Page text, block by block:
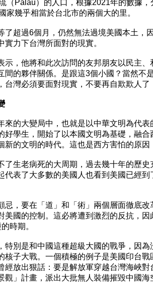
（Palau）的人口，根據2021年的數據，
家幾乎相當於台北市的兩個大的里。
了超過6個月，仍然無法過境美國本土，
力下台灣所面對的現實。
，他將和此次訪問的友邦朋友以民主、
間的夥伴關係。是跟這3個小國？當然不
灣必須要面對現實，不要再自欺欺人了
來的大變局中，也就是以中華文明為代表
好學生，開始了以本國文明為基礎，融合
的文明的時代。這也是西方害怕的原因
了生老病死的大周期，過去幾十年的歷史
代表了大多數的美國人也看到美國已經到
，要在「道」和「術」兩個層面徹底改
美國的控制。這必將遭到激烈的反抗，因
時期。
特別是和中國這種超級大國的戰爭，因為
子大戰。一個積極的例子是美國印台戰
經放出狠話：要是解放軍穿越台灣海峽對
」計畫，派出大批無人裝備摧毀中國海